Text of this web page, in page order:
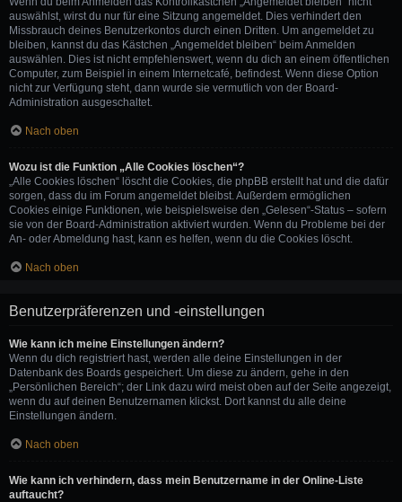
auswählst, wirst du nur für eine Sitzung angemeldet. Dies verhindert den
Missbrauch deines Benutzerkontos durch einen Dritten. Um angemeldet zu
bleiben, kannst du das Kästchen „Angemeldet bleiben“ beim Anmelden
auswählen. Dies ist nicht empfehlenswert, wenn du dich an einem öffentlichen
Computer, zum Beispiel in einem Internetcafé, befindest. Wenn diese Option
nicht zur Verfügung steht, dann wurde sie vermutlich von der Board-
Administration ausgeschaltet.
Nach oben
Wozu ist die Funktion „Alle Cookies löschen“?
„Alle Cookies löschen“ löscht die Cookies, die phpBB erstellt hat und die dafür
sorgen, dass du im Forum angemeldet bleibst. Außerdem ermöglichen
Cookies einige Funktionen, wie beispielsweise den „Gelesen“-Status – sofern
sie von der Board-Administration aktiviert wurden. Wenn du Probleme bei der
An- oder Abmeldung hast, kann es helfen, wenn du die Cookies löscht.
Nach oben
Benutzerpräferenzen und -einstellungen
Wie kann ich meine Einstellungen ändern?
Wenn du dich registriert hast, werden alle deine Einstellungen in der
Datenbank des Boards gespeichert. Um diese zu ändern, gehe in den
„Persönlichen Bereich“; der Link dazu wird meist oben auf der Seite angezeigt,
wenn du auf deinen Benutzernamen klickst. Dort kannst du alle deine
Einstellungen ändern.
Nach oben
Wie kann ich verhindern, dass mein Benutzername in der Online-Liste
auftaucht?